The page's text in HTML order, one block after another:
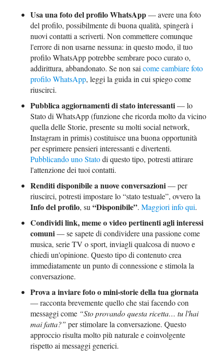
Usa una foto del profilo WhatsApp— avere una foto
del profilo, possibilmente di buona qualità, spingerà i
nuovi contatti a scriverti. Non commettere comunque
l'errore di non usarne nessuna: in questo modo, il tuo
profilo WhatsApp potrebbe sembrare poco curato o,
addirittura, abbandonato. Se non saicome cambiare foto
profilo WhatsApp, leggi la guida in cui spiego come
riuscirci.
Pubblica aggiornamenti di stato interessanti— lo
Stato di WhatsApp (funzione che ricorda molto da vicino
quella delle Storie, presente su molti social network,
Instagram in primis) costituisce una buona opportunità
per esprimere pensieri interessanti e divertenti.
Pubblicando uno Statodi questo tipo, potresti attirare
l'attenzione dei tuoi contatti.
Renditi disponibile a nuove conversazioni— per
riuscirci, potresti impostare lo “stato testuale”, ovvero la
Info del profilo, su“Disponibile”.Maggiori info qui.
Condividi link, meme o video pertinenti agli interessi
comuni— se sapete di condividere una passione come
musica, serie TV o sport, inviagli qualcosa di nuovo e
chiedi un'opinione. Questo tipo di contenuto crea
immediatamente un punto di connessione e stimola la
conversazione.
Prova a inviare foto o mini-storie della tua giornata
— racconta brevemente quello che stai facendo con
messaggi come “Sto provando questa ricetta… tu l'hai
mai fatta?” per stimolare la conversazione. Questo
approccio risulta molto più naturale e coinvolgente
rispetto ai messaggi generici.